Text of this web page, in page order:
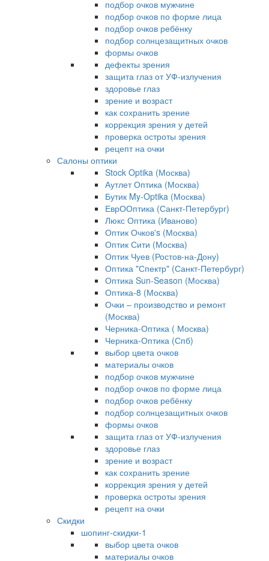
подбор очков мужчине
подбор очков по форме лица
подбор очков ребёнку
подбор солнцезащитных очков
формы очков
дефекты зрения
защита глаз от УФ-излучения
здоровье глаз
зрение и возраст
как сохранить зрение
коррекция зрения у детей
проверка остроты зрения
рецепт на очки
Салоны оптики
Stock Optika (Москва)
Аутлет Оптика (Москва)
Бутик My-Optika (Москва)
ЕврООптика (Санкт-Петербург)
Люкс Оптика (Иваново)
Оптик Очков's (Москва)
Оптик Сити (Москва)
Оптик Чуев (Ростов-на-Дону)
Оптика "Спектр" (Санкт-Петербург)
Оптика Sun-Season (Москва)
Оптика-8 (Москва)
Очки – производство и ремонт
(Москва)
Черника-Оптика ( Москва)
Черника-Оптика (Спб)
выбор цвета очков
материалы очков
подбор очков мужчине
подбор очков по форме лица
подбор очков ребёнку
подбор солнцезащитных очков
формы очков
защита глаз от УФ-излучения
здоровье глаз
зрение и возраст
как сохранить зрение
коррекция зрения у детей
проверка остроты зрения
рецепт на очки
Скидки
шопинг-скидки-1
выбор цвета очков
материалы очков